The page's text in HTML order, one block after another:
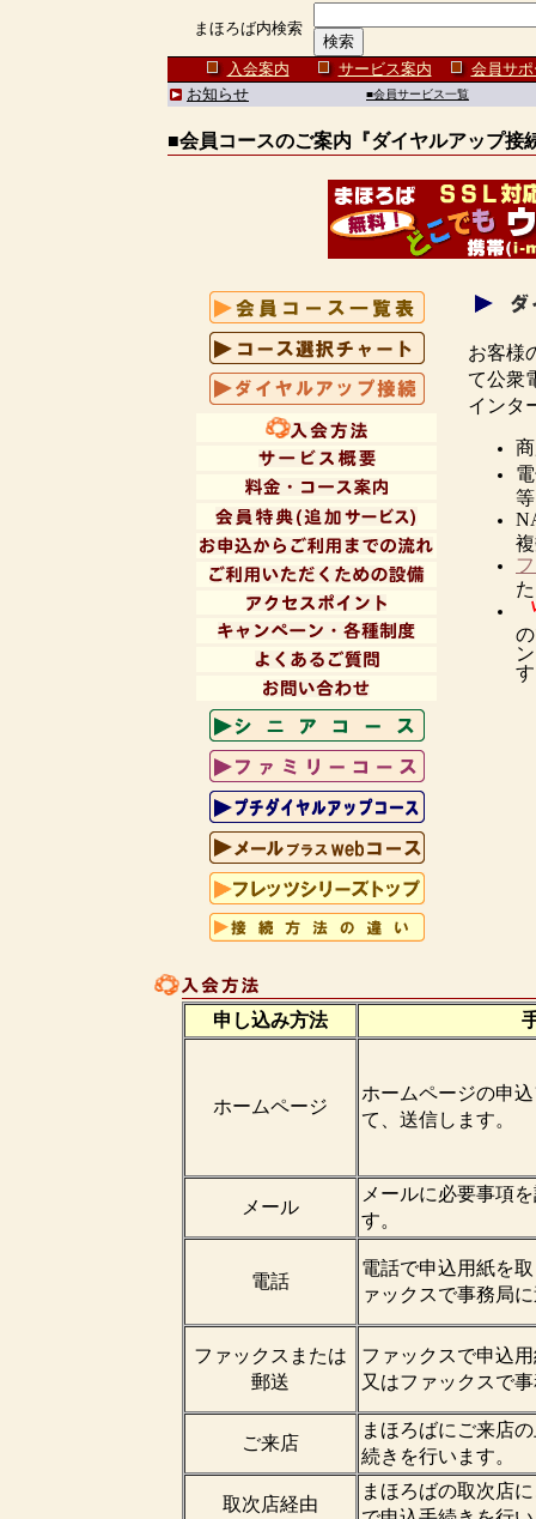
まほろば内検索
入会案内 サービス案内
会員サ
お知らせ
■会員サービス一覧
■会員コースのご案内『ダイヤルアップ接
お客様
て公衆
インタ
申し込み方法
ホームページ
ホームページの申
て、送信します。
メール
メールに必要事項
す。
電話
電話で申込用紙を
ァックスで事務局
ファックスまたは
郵送
ファックスで申込
又はファックスで
ご来店
まほろばにご来店
続きを行います。
取次店経由
まほろばの取次店